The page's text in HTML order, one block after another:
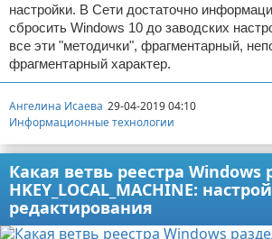
настройки. В Сети достаточно
сбросить Windows 10 до заводских
все эти "методички", фрагментарный,
фрагментарный характер.
Ангелина Исаева 29-04-2019 04:10
Информационные технологии
Какая ветвь реестра Windows
HKEY_LOCAL_MACHINE:
редактирования